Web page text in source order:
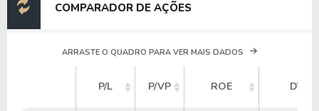
COMPARADOR DE AÇÕES
ARRASTE O QUADRO PARA VER MAIS DADOS
P/L P/VP ROE DY